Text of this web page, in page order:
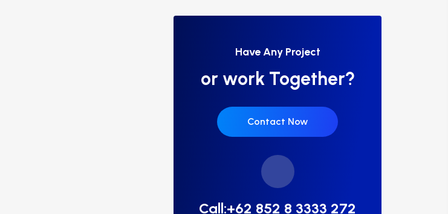
Have Any Project
or work Together?
Contact Now
Call:+62 852 8 3333 272